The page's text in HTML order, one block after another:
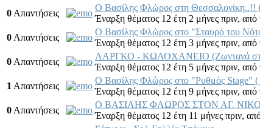
0 Απαντήσεις
Ο Βασίλης Φλώρος στη Θεσσαλονίκη..!!
Έναρξη θέματος 12 έτη 2 μήνες πριν, από
0 Απαντήσεις
O Βασίλης Φλώρος στο "Σταυρό του
Έναρξη θέματος 12 έτη 3 μήνες πριν, από
0 Απαντήσεις
ΛΑΡΓΚΟ - ΚΩΛΟΧΑΝΕΙΟ (Ζωντανά
Έναρξη θέματος 12 έτη 5 μήνες πριν, από
1 Απαντήσεις
Ο Βασίλης Φλώρος στο "Ρυθμός Stage" (
Έναρξη θέματος 12 έτη 9 μήνες πριν, από
0 Απαντήσεις
O ΒΑΣΙΛΗΣ ΦΛΩΡΟΣ ΣΤΟΝ ΑΓ.
Έναρξη θέματος 12 έτη 11 μήνες πριν,